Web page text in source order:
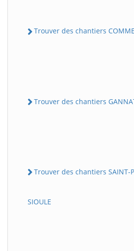
Trouver des chantiers
Trouver des chantiers
Trouver des chantiers SAINT-
SIOULE